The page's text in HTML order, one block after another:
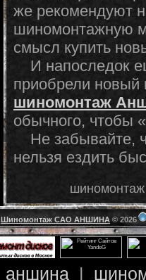
же рекомендуют
шиномонтажную
смысл купить
И напоследок
приобрели новый
шиномонтаж
обычного, чтобы
Не забывайте,
нельзя ездить
Шиномонтаж САО АНШИНА © 2026
|